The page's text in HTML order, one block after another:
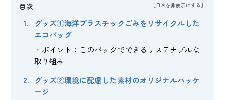
目次
グッズ①海洋プラスチックごみをリサイクルした
エコバッグ
ポイント：このバッグでできるサステナブルな
取り組み
グッズ②環境に配慮した素材のオリジナルパッケ
ージ